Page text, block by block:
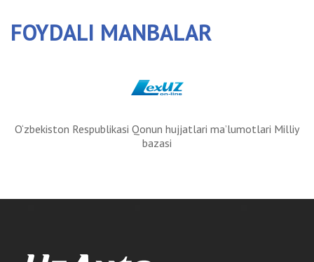
FOYDALI MANBALAR
O‘zbekiston Respublikasi Qonun hujjatlari ma’lumotlari Milliy
bazasi